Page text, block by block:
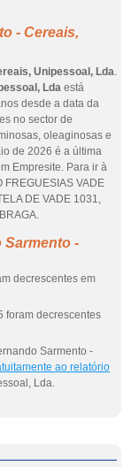
- Cereais,
Unipessoal, Lda.
Lda está
desde a data da
no sector de
oleaginosas e
de 2026 é a última
Empresite. Para ir à
VADE
DE VADE 1031,
Sarmento -
decrescentes em
foram decrescentes
Sarmento -
ao relatório
Lda.